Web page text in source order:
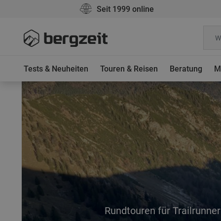
Seit 1999 online
Tests & Neuheiten Touren & Reisen Beratung
Rundtouren für Trailrunner